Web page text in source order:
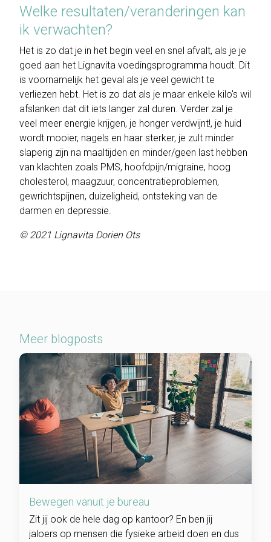
Welke resultaten/veranderingen kan
ik verwachten?
Het is zo dat je in het begin veel en snel afvalt, als je je
goed aan het Lignavita voedingsprogramma houdt. Dit
is voornamelijk het geval als je veel gewicht te
verliezen hebt. Het is zo dat als je maar enkele kilo's wil
afslanken dat dit iets langer zal duren. Verder zal je
veel meer energie krijgen, je honger verdwijnt!, je huid
wordt mooier, nagels en haar sterker, je zult minder
slaperig zijn na maaltijden en minder/geen last hebben
van klachten zoals PMS, hoofdpijn/migraine, hoog
cholesterol, maagzuur, concentratieproblemen,
gewrichtspijnen, duizeligheid, ontsteking van de
darmen en depressie.
© 2021 Lignavita Dorien Ots
Meer blogposts
Bewegen vanuit je bureau
Zit jij ook de hele dag op kantoor? En ben jij
jaloers op mensen die fysieke arbeid doen en dus